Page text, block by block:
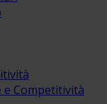
Competitività